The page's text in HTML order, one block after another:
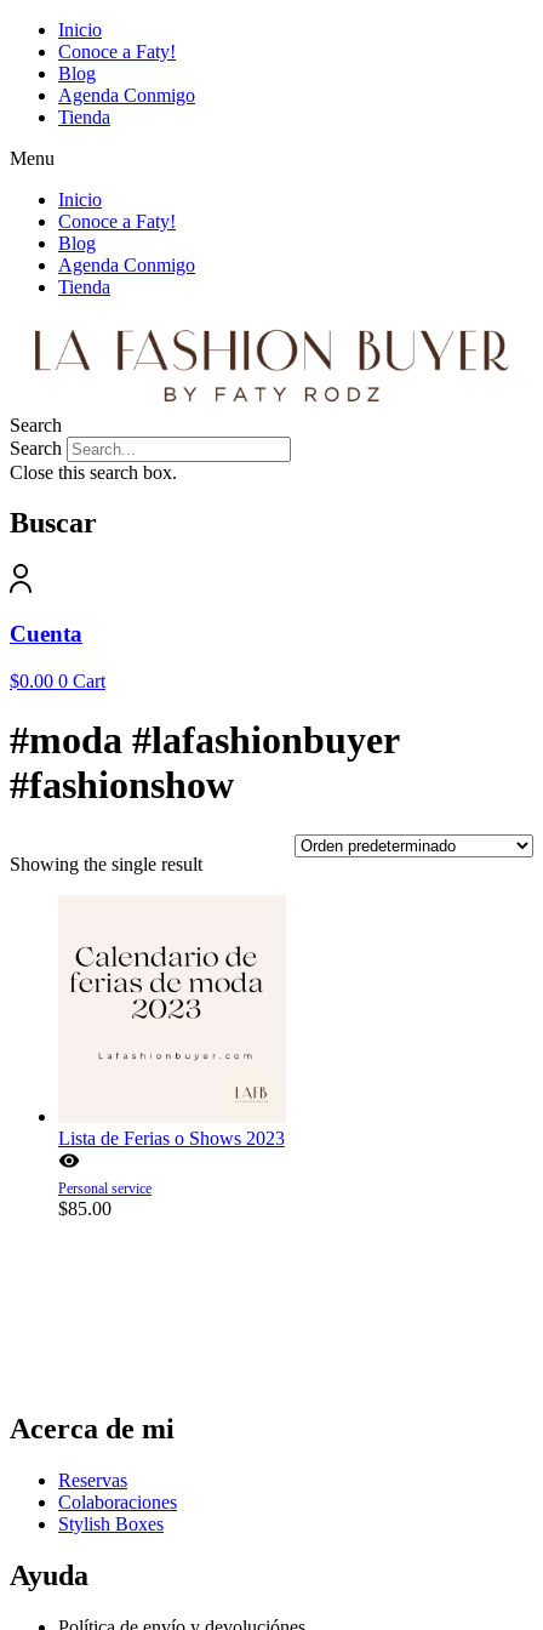
Inicio
Conoce a Faty!
Blog
Agenda Conmigo
Tienda
Menu
Inicio
Conoce a Faty!
Blog
Agenda Conmigo
Tienda
Search
Search
Close this search box.
Buscar
Cuenta
$0.00 0 Cart
#moda #lafashionbuyer
#fashionshow
Showing the single result
Lista de Ferias o Shows 2023
Personal service
$85.00
Acerca de mi
Reservas
Colaboraciones
Stylish Boxes
Ayuda